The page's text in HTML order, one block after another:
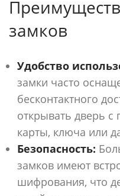
замков
Удобство
замки часто
бесконтактного
открывать дверь
карты, ключа или
Безопасность:
замков имеют
шифрования, что